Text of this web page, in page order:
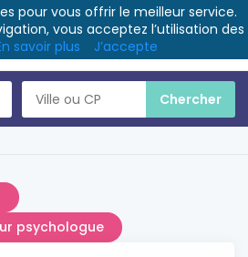
psychologue
pour vous offrir le meilleur service.
vous acceptez l’utilisation des
savoir plus J’accepte